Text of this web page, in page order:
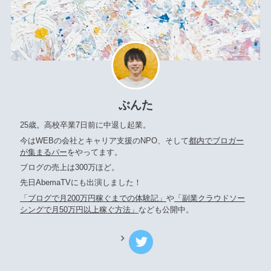
ぶんた
25歳。高校卒業7日前に中退し起業。
今はWEBの会社とキャリア支援のNPO、そして都内でブロガー
が集まるバーをやってます。
ブログの売上は300万ほど。
先日AbemaTVにも出演しました！
「ブログで月200万円稼ぐまでの体験記」 や「副業クラウドソー
シングで月50万円以上稼ぐ方法」 なども公開中。